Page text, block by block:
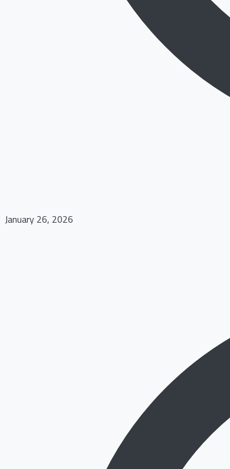
January 26, 2026